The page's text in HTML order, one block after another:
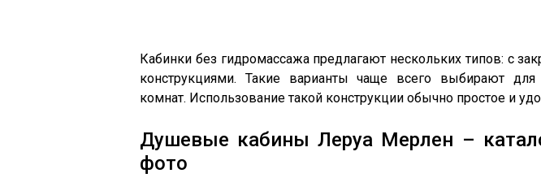
Кабинки без гидромассажа предлагают нескольких типов: с
конструкциями. Такие варианты чаще всего выбирают для
комнат. Использование такой конструкции обычно простое и
Душевые кабины Леруа Мерлен –
фото